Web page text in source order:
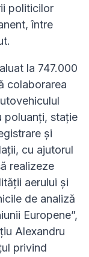
politicilor
între
la 747.000
colaborarea
poluanți, stație
și
cu ajutorul
realizeze
aerului și
de analiză
Europene”,
Alexandru
privind